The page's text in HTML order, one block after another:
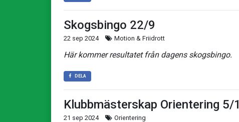
Skogsbingo 22/9
22 sep 2024 Motion & Friidrott
Här kommer resultatet från dagens skogsbingo.
DELA
Klubbmästerskap Orientering 5/
21 sep 2024 Orientering